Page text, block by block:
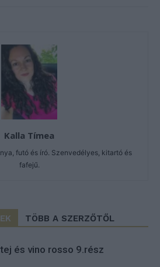
Kalla Tímea
futó és író. Szenvedélyes, kitartó és
fafejű.
TÖBB A SZERZŐTŐL
és vino rosso 9.rész